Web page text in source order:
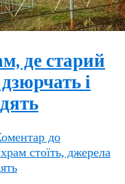
де старий
і
до
стоїть, джерела